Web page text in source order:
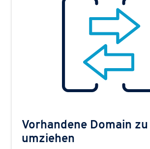
Vorhandene Domain zu
umziehen